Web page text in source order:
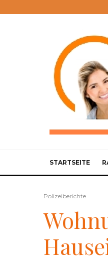
STARTSEITE
Polizeiberichte